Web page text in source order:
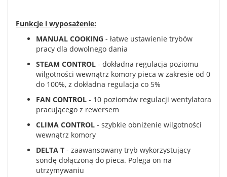
Funkcje i wyposażenie:
MANUAL COOKING - łatwe ustawienie trybów
pracy dla dowolnego dania
STEAM CONTROL - dokładna regulacja poziomu
wilgotności wewnątrz komory pieca w zakresie od 0
do 100%, z dokładna regulacja co 5%
FAN CONTROL - 10 poziomów regulacji wentylatora
pracującego z rewersem
CLIMA CONTROL - szybkie obniżenie wilgotności
wewnątrz komory
DELTA T - zaawansowany tryb wykorzystujący
sondę dołączoną do pieca. Polega on na
utrzymywaniu